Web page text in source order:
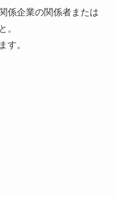
係企業の関係者または
。
す。